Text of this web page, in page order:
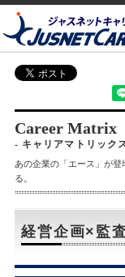
Career Matrix
- キャリアマトリック
あの企業の「エース」が
る。
経営企画×監